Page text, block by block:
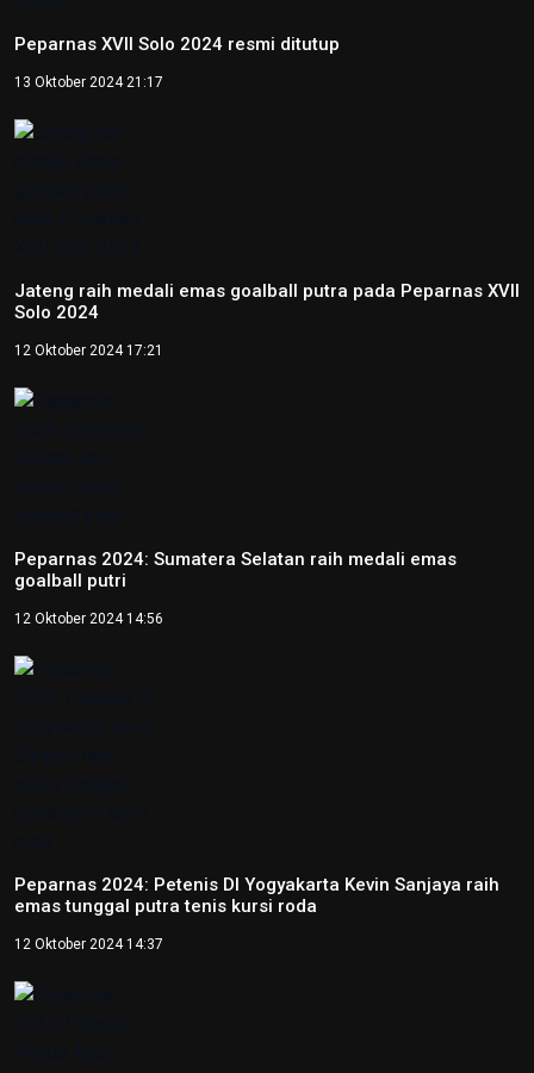
Peparnas XVII Solo 2024 resmi ditutup
13 Oktober 2024 21:17
Jateng raih medali emas goalball putra pada Peparnas XVII
Solo 2024
12 Oktober 2024 17:21
Peparnas 2024: Sumatera Selatan raih medali emas
goalball putri
12 Oktober 2024 14:56
Peparnas 2024: Petenis DI Yogyakarta Kevin Sanjaya raih
emas tunggal putra tenis kursi roda
12 Oktober 2024 14:37